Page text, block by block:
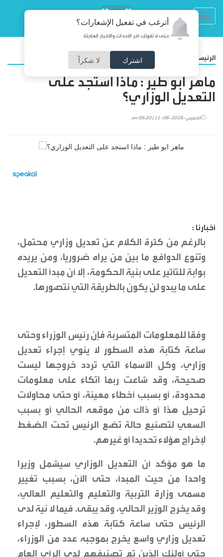
أترغب في تفعيل الإشعارات؟
حتى لا تفوتك آخر الأحداث والأخبار العاجلة
اشترك لا شكراً الرئيسية
ماهر ابو طير : ماذا استجد على
التعديل الوزاري؟
الخميس-2026-06-11 | 06:20 am
أخبارنا :
بالرغم من كثرة الكلام عن تعديل وزاري محتمل،
وتنوع الدوافع ما بين من يراه ضروريا، ومن يريده
بوابة للتأثير على بنية الحكومة، إلا أن مبدأ التعديل
على ما يبدو لن يكون بالطريقة التي نتصورها.
وفقا للمعلومات المتسربة فإن رئيس الوزراء وحتى
ساعة كتابة هذه السطور لا ينوي إجراء تعديل
وزاري، وكل الأسماء التي تردد خروجها ليست
صحيحة، وقد شاعت ربما اتكاء على معلومات
محدودة، أو بسبب أخطاء معينة، أو حتى محاولات
ترحيل هذا أو ذاك من موقعه الحالي أو بسبب
السعي لتصنيع حالة تضع الرئيس تحت الضغط
لإخراج هؤلاء تحديدا أو غيرهم.
ما هو مؤكد أن التعديل الوزاري سيشمل وزيرا
واحدا من حيث المبدأ، حتى الآن، بسبب تغيير
مسمى وزارة التربية والتعليم والتعليم العالي،
وقد يخرج الوزير الحالي، وقد يبقى. فيما لا نية لدى
الرئيس حتى ساعة كتابة هذه السطور، لإجراء
تعديل وزاري واسع يخرج بموجبه عدد من الوزراء،
حتى أولئك الذين تم تصنيفهم لدى الرأي العام